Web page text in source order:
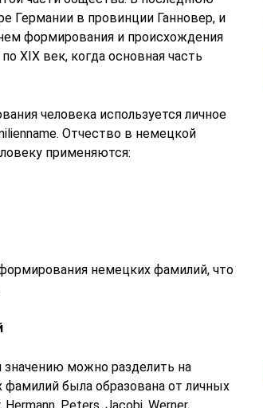
Германии в провинции Ганновер, и
формирования и происхождения
XIX век, когда основная часть
человека используется личное
Отчество в немецкой
применяются:
немецких фамилий, что
можно разделить на
была образована от личных